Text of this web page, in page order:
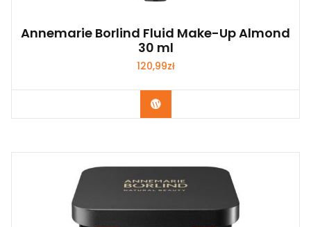
Annemarie Borlind Fluid Make-Up Almond
30 ml
120,99zł
Zobacz